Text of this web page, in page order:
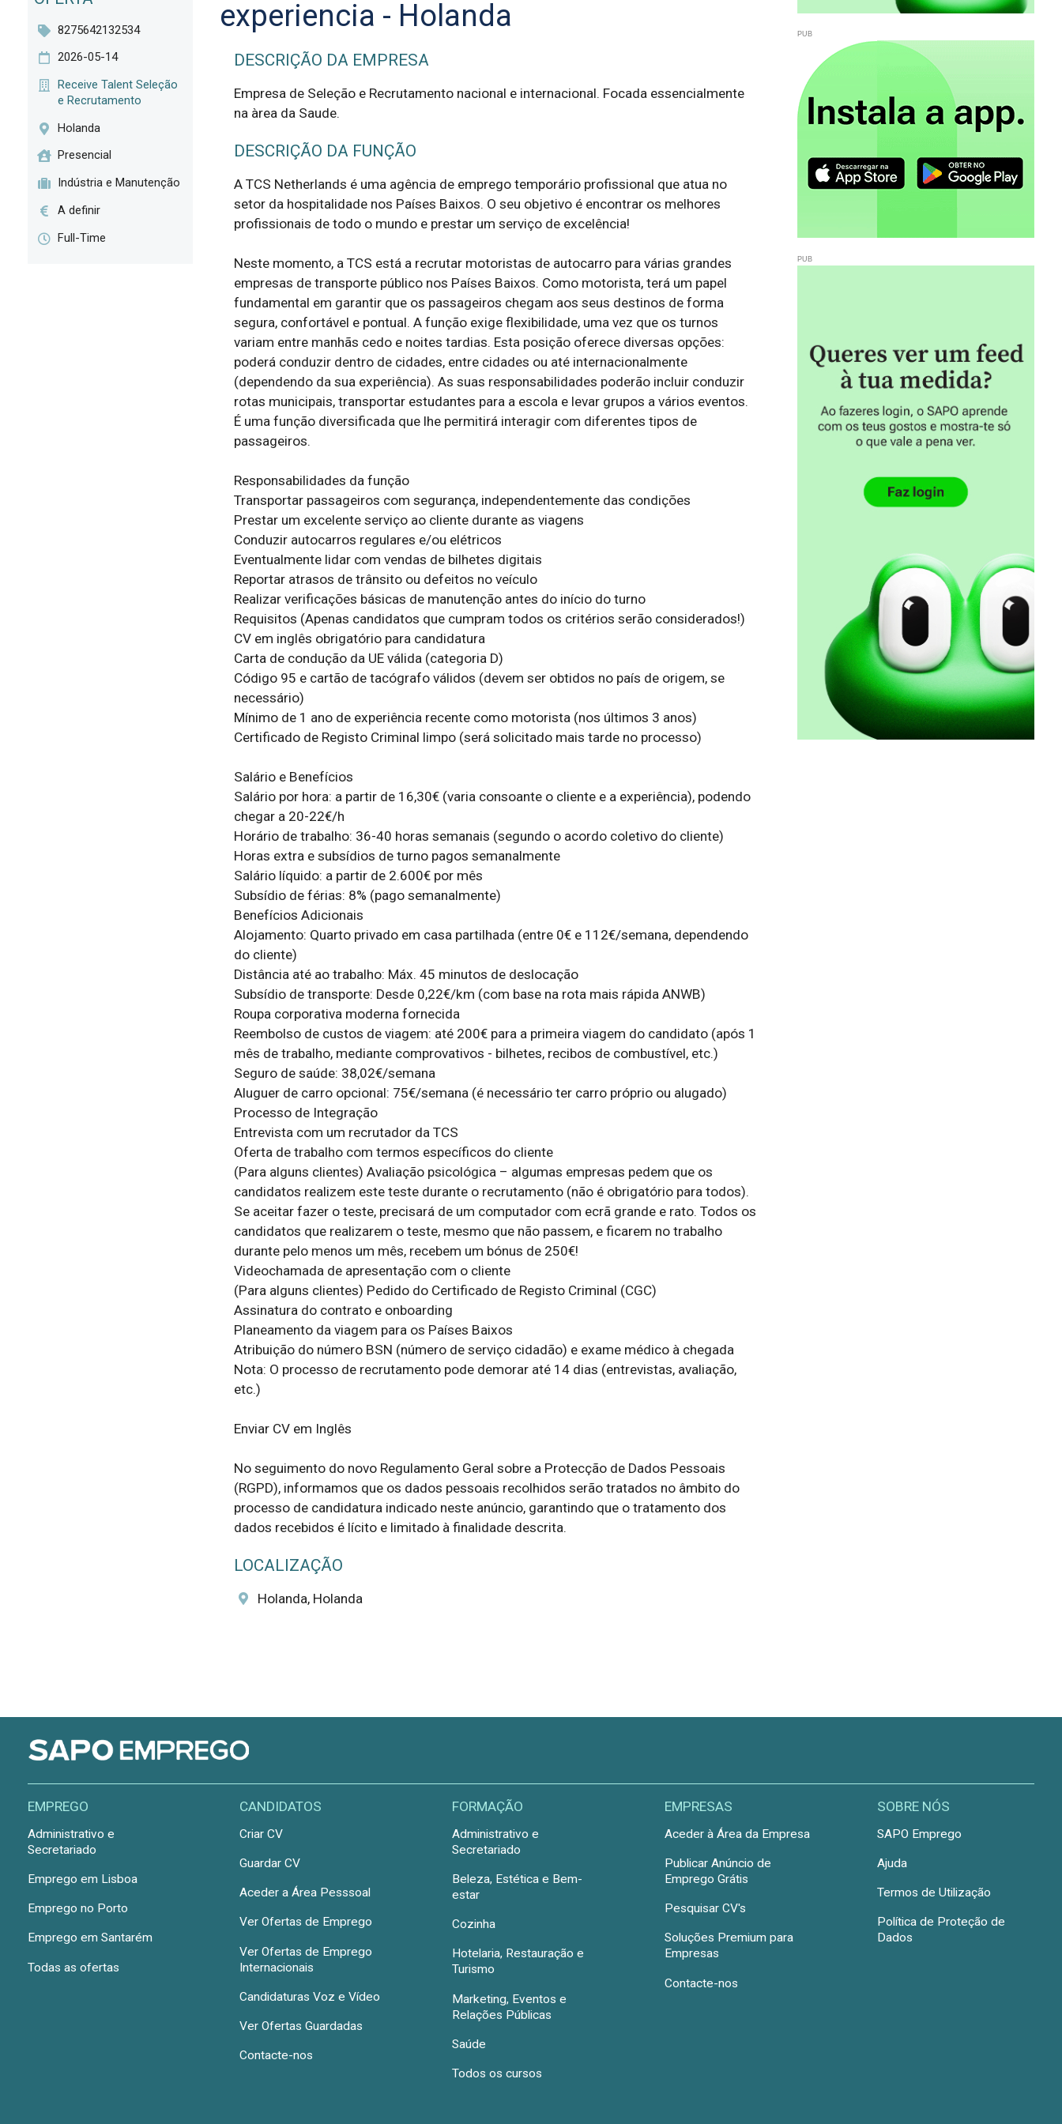
8275642132534
2026-05-14
Receive Talent Seleção
e Recrutamento
Holanda
Presencial
Indústria e Manutenção
A definir
Full-Time
experiencia - Holanda
DESCRIÇÃO DA EMPRESA
Empresa de Seleção e Recrutamento nacional e internacional. Focada essencialmente
na àrea da Saude.
DESCRIÇÃO DA FUNÇÃO
A TCS Netherlands é uma agência de emprego temporário profissional que atua no
setor da hospitalidade nos Países Baixos. O seu objetivo é encontrar os melhores
profissionais de todo o mundo e prestar um serviço de excelência!
Neste momento, a TCS está a recrutar motoristas de autocarro para várias grandes
empresas de transporte público nos Países Baixos. Como motorista, terá um papel
fundamental em garantir que os passageiros chegam aos seus destinos de forma
segura, confortável e pontual. A função exige flexibilidade, uma vez que os turnos
variam entre manhãs cedo e noites tardias. Esta posição oferece diversas opções:
poderá conduzir dentro de cidades, entre cidades ou até internacionalmente
(dependendo da sua experiência). As suas responsabilidades poderão incluir conduzir
rotas municipais, transportar estudantes para a escola e levar grupos a vários eventos.
É uma função diversificada que lhe permitirá interagir com diferentes tipos de
passageiros.
Responsabilidades da função
Transportar passageiros com segurança, independentemente das condições
Prestar um excelente serviço ao cliente durante as viagens
Conduzir autocarros regulares e/ou elétricos
Eventualmente lidar com vendas de bilhetes digitais
Reportar atrasos de trânsito ou defeitos no veículo
Realizar verificações básicas de manutenção antes do início do turno
Requisitos (Apenas candidatos que cumpram todos os critérios serão considerados!)
CV em inglês obrigatório para candidatura
Carta de condução da UE válida (categoria D)
Código 95 e cartão de tacógrafo válidos (devem ser obtidos no país de origem, se
necessário)
Mínimo de 1 ano de experiência recente como motorista (nos últimos 3 anos)
Certificado de Registo Criminal limpo (será solicitado mais tarde no processo)
Salário e Benefícios
Salário por hora: a partir de 16,30€ (varia consoante o cliente e a experiência), podendo
chegar a 20-22€/h
Horário de trabalho: 36-40 horas semanais (segundo o acordo coletivo do cliente)
Horas extra e subsídios de turno pagos semanalmente
Salário líquido: a partir de 2.600€ por mês
Subsídio de férias: 8% (pago semanalmente)
Benefícios Adicionais
Alojamento: Quarto privado em casa partilhada (entre 0€ e 112€/semana, dependendo
do cliente)
Distância até ao trabalho: Máx. 45 minutos de deslocação
Subsídio de transporte: Desde 0,22€/km (com base na rota mais rápida ANWB)
Roupa corporativa moderna fornecida
Reembolso de custos de viagem: até 200€ para a primeira viagem do candidato (após 1
mês de trabalho, mediante comprovativos - bilhetes, recibos de combustível, etc.)
Seguro de saúde: 38,02€/semana
Aluguer de carro opcional: 75€/semana (é necessário ter carro próprio ou alugado)
Processo de Integração
Entrevista com um recrutador da TCS
Oferta de trabalho com termos específicos do cliente
(Para alguns clientes) Avaliação psicológica – algumas empresas pedem que os
candidatos realizem este teste durante o recrutamento (não é obrigatório para todos).
Se aceitar fazer o teste, precisará de um computador com ecrã grande e rato. Todos os
candidatos que realizarem o teste, mesmo que não passem, e ficarem no trabalho
durante pelo menos um mês, recebem um bónus de 250€!
Videochamada de apresentação com o cliente
(Para alguns clientes) Pedido do Certificado de Registo Criminal (CGC)
Assinatura do contrato e onboarding
Planeamento da viagem para os Países Baixos
Atribuição do número BSN (número de serviço cidadão) e exame médico à chegada
Nota: O processo de recrutamento pode demorar até 14 dias (entrevistas, avaliação,
etc.)
Enviar CV em Inglês
No seguimento do novo Regulamento Geral sobre a Protecção de Dados Pessoais
(RGPD), informamos que os dados pessoais recolhidos serão tratados no âmbito do
processo de candidatura indicado neste anúncio, garantindo que o tratamento dos
dados recebidos é lícito e limitado à finalidade descrita.
LOCALIZAÇÃO
Holanda, Holanda
EMPREGO
Administrativo e
Secretariado
Emprego em Lisboa
Emprego no Porto
Emprego em Santarém
Todas as ofertas
CANDIDATOS
Criar CV
Guardar CV
Aceder a Área Pesssoal
Ver Ofertas de Emprego
Ver Ofertas de Emprego
Internacionais
Candidaturas Voz e Vídeo
Ver Ofertas Guardadas
Contacte-nos
FORMAÇÃO
Administrativo e
Secretariado
Beleza, Estética e Bem-
estar
Cozinha
Hotelaria, Restauração e
Turismo
Marketing, Eventos e
Relações Públicas
Saúde
Todos os cursos
EMPRESAS
Aceder à Área da Empresa
Publicar Anúncio de
Emprego Grátis
Pesquisar CV's
Soluções Premium para
Empresas
Contacte-nos
SOBRE NÓS
SAPO Emprego
Ajuda
Termos de Utilização
Política de Proteção de
Dados